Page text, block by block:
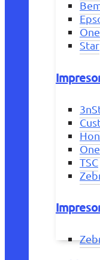
One
Star
One
TSC